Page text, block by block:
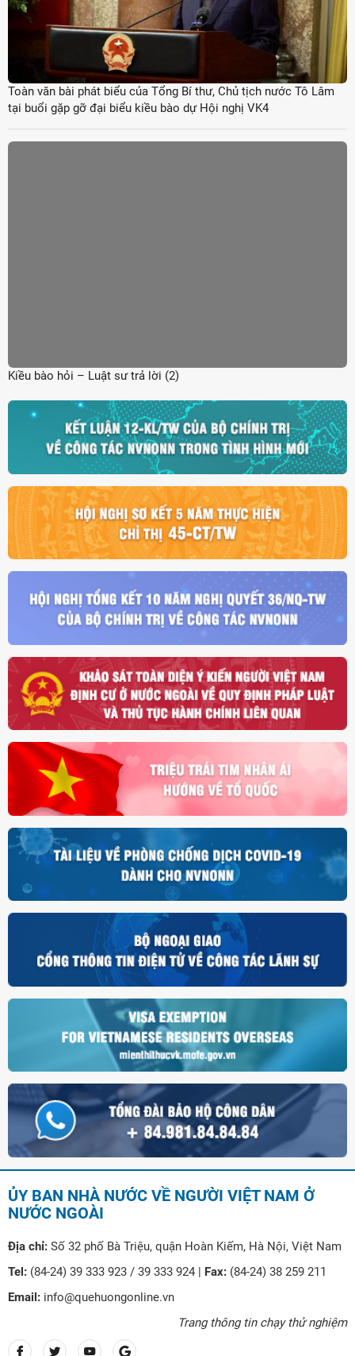
Toàn văn bài phát biểu của Tổng Bí thư, Chủ tịch nước Tô Lâm
tại buổi gặp gỡ đại biểu kiều bào dự Hội nghị VK4
Kiều bào hỏi – Luật sư trả lời (2)
ỦY BAN NHÀ NƯỚC VỀ NGƯỜI VIỆT NAM Ở
NƯỚC NGOÀI
Địa chỉ: Số 32 phố Bà Triệu, quận Hoàn Kiếm, Hà Nội, Việt Nam
Tel: (84-24) 39 333 923 / 39 333 924 | Fax: (84-24) 38 259 211
Email: info@quehuongonline.vn
Trang thông tin chạy thử nghiệm